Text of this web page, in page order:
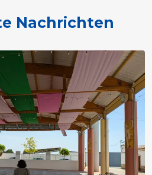
Nachrichten